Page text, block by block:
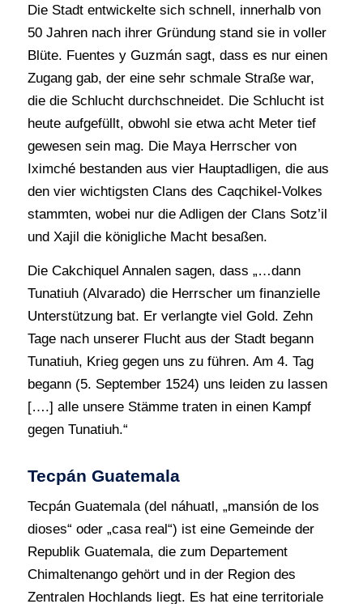
Die Stadt entwickelte sich schnell, innerhalb von
50 Jahren nach ihrer Gründung stand sie in voller
Blüte. Fuentes y Guzmán sagt, dass es nur einen
Zugang gab, der eine sehr schmale Straße war,
die die Schlucht durchschneidet. Die Schlucht ist
heute aufgefüllt, obwohl sie etwa acht Meter tief
gewesen sein mag. Die Maya Herrscher von
Iximché bestanden aus vier Hauptadligen, die aus
den vier wichtigsten Clans des Caqchikel-Volkes
stammten, wobei nur die Adligen der Clans Sotz’il
und Xajil die königliche Macht besaßen.
Die Cakchiquel Annalen sagen, dass „…dann
Tunatiuh (Alvarado) die Herrscher um finanzielle
Unterstützung bat. Er verlangte viel Gold. Zehn
Tage nach unserer Flucht aus der Stadt begann
Tunatiuh, Krieg gegen uns zu führen. Am 4. Tag
begann (5. September 1524) uns leiden zu lassen
[….] alle unsere Stämme traten in einen Kampf
gegen Tunatiuh.“
Tecpán Guatemala
Tecpán Guatemala (del náhuatl, „mansión de los
dioses“ oder „casa real“) ist eine Gemeinde der
Republik Guatemala, die zum Departement
Chimaltenango gehört und in der Region des
Zentralen Hochlands liegt. Es hat eine territoriale